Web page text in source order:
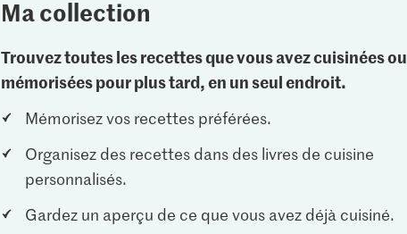
Ma collection
Trouvez toutes les recettes que vous avez cuisinées ou
mémorisées pour plus tard, en un seul endroit.
Mémorisez vos recettes préférées.
Organisez des recettes dans des livres de cuisine
personnalisés.
Gardez un aperçu de ce que vous avez déjà cuisiné.